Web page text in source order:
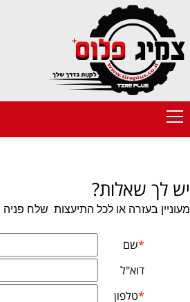
יש לך שאלות?
מעוניין בעזרה או לכל התיעצות שלח פניה